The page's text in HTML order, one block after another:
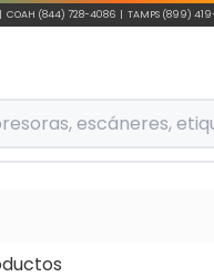
COAH (844) 728-4086 | TAMPS (899)